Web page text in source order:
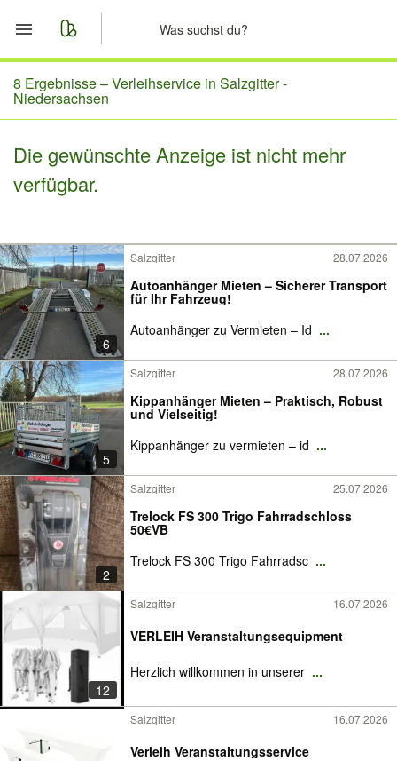
Start
Merkliste
Nachrichten
8 Ergebnisse –Verleihservice in Salzgitter -
Niedersachsen
Die gewünschte Anzeige ist nicht mehr
verfügbar.
6
Salzgitter 28.07.2026
Autoanhänger Mieten – Sicherer Transport
für Ihr Fahrzeug!
Autoanhänger zu Vermieten – Id ...
5
Salzgitter 28.07.2026
Kippanhänger Mieten – Praktisch, Robust
und Vielseitig!
Kippanhänger zu vermieten – id ...
2
Salzgitter 25.07.2026
Trelock FS 300 Trigo Fahrradschloss
50€VB
Trelock FS 300 Trigo Fahrradsc ...
12
Salzgitter 16.07.2026
VERLEIH Veranstaltungsequipment
Herzlich willkommen in unserer ...
Salzgitter 16.07.2026
Verleih Veranstaltungsservice